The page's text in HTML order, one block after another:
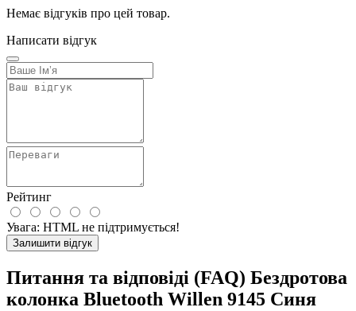
Немає відгуків про цей товар.
Написати відгук
Рейтинг
Увага: HTML не підтримується!
Залишити відгук
Питання та відповіді (FAQ) Бездротова
колонка Bluetooth Willen 9145 Синя